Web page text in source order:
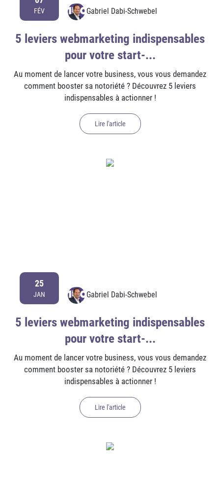
FÉV Gabriel Dabi-Schwebel
5 leviers webmarketing indispensables
pour votre start-...
Au moment de lancer votre business, vous vous demandez
comment booster sa notoriété ? Découvrez 5 leviers
indispensables à actionner !
Lire l'article
25
JAN Gabriel Dabi-Schwebel
5 leviers webmarketing indispensables
pour votre start-...
Au moment de lancer votre business, vous vous demandez
comment booster sa notoriété ? Découvrez 5 leviers
indispensables à actionner !
Lire l'article